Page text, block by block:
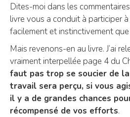
Dites-moi dans les
livre vous a conduit à participer
facilement et instinctivement que
Mais revenons-en au livre. J’ai
vraiment interpellée page 4 du
faut pas trop se soucier de
travail sera perçu, si vous
il y a de grandes chances
récompensé de vos efforts.